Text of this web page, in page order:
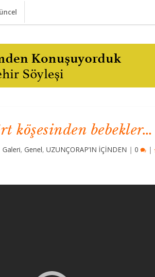
köşesinden bebekler…
Galeri,Genel,UZUNÇORAP’IN İÇİNDEN |0 |